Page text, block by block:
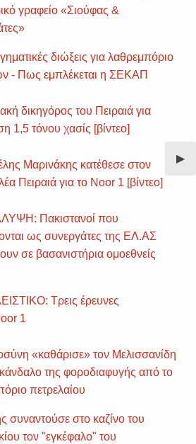
▶︎
γραφείο «Σιούφας &
διώξεις για λαθρεμπόριο
- Πως εμπλέκεται η ΣΕΚΑΠ
δικηγόρος του Πειραιά για
1,5 τόνου χασίς [βίντεο]
Μαρινάκης κατέθεσε στον
Πειραιά για το Noor 1 [βίντεο]
Πακιστανοί που
ως συνεργάτες της ΕΛ.ΑΣ
σε βασανιστήρια ομοεθνείς
Τρεις έρευνες
1
«καθάρισε» τον Μελισσανίδη
της φοροδιαφυγής από το
πετρελαίου
συναντούσε στο καζίνο του
τον "εγκέφαλο" του